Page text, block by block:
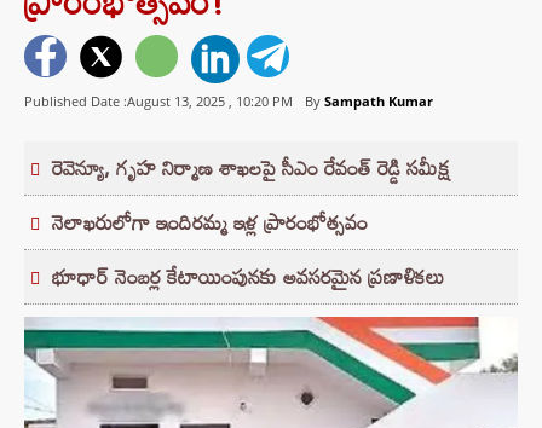
Published Date :August 13, 2025 , 10:20 PM By Sampath Kumar
రెవెన్యూ, గృహ నిర్మాణ శాఖ‌ల‌పై సీఎం రేవంత్ రెడ్డి స‌మీక్ష
నెలాఖ‌రులోగా ఇందిరమ్మ ఇళ్ల ప్రారంభోత్స‌వం
భూధార్ నెంబ‌ర్ల కేటాయింపున‌కు అవ‌స‌ర‌మైన ప్ర‌ణాళిక‌లు